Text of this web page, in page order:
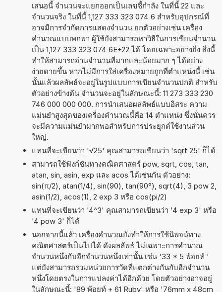
เสนอนี้ จำนวนจะแยกออกเป็นเลขชี้กำลัง ในที่นี้ 22 และ
จำนวนจริง ในที่นี้ 1,127 333 323 074 6 สำหรับอุปกรณ์ที่
อาจมีการจำกัดการแสดงจำนวน ยกตัวอย่างเช่น เครื่อง
คำนวณแบบพกพา ผู้ใช้ยังสามารถหาวิธีในการเขียนจำนวน
เป็น 1,127 333 323 074 6E+22 ได้ โดยเฉพาะอย่างยิ่ง สิ่งนี้
ทำให้สามารถอ่านจำนวนที่มากและน้อยมาก ๆ ได้อย่าง
ง่ายดายขึ้น หากไม่มีการใส่เครื่องหมายถูกที่ตำแหน่งนี้ เช่น
นั้นแล้วผลลัพธ์จะอยู่ในรูปแบบการเขียนจำนวนปกติ สำหรับ
ตัวอย่างข้างต้น จำนวนจะอยู่ในลักษณะนี้: 11 273 333 230
746 000 000 000. การนำเสนอผลลัพธ์แบบอิสระ ความ
แม่นยำสูงสุดของเครื่องคำนวณนี้คือ 14 ตำแหน่ง ซึ่งนั่นควร
จะมีความแม่นยำมากพอสำหรับการประยุกต์ใช้งานส่วน
ใหญ่.
แทนที่จะเขียนว่า '√25' คุณสามารถเขียนว่า 'sqrt 25' ก็ได้
สามารถใช้ฟังก์ชันทางคณิตศาสตร์ pow, sqrt, cos, tan,
atan, sin, asin, exp และ acos ได้เช่นกัน ตัวอย่าง:
sin(π/2), atan(1/4), sin(90), tan(90°), sqrt(4), 3 pow 2,
asin(1/2), acos(1), 2 exp 3 หรือ cos(pi/2)
แทนที่จะเขียนว่า '4^3' คุณสามารถเขียนว่า '4 exp 3' หรือ
'4 pow 3' ก็ได้
นอกจากนี้แล้ว เครื่องคำนวณยังทำให้การใช้นิพจน์ทาง
คณิตศาสตร์เป็นไปได้ ดังผลลัพธ์ ไม่เฉพาะการคำนวณ
จำนวนหนึ่งกับอีกจำนวนหนึ่งเท่านั้น เช่น '33 * 5 พ้อยท์ '
แต่ยังสามารถรวมหน่วยการวัดที่แตกต่างกันกับอีกจำนวน
หนึ่งโดยตรงในการแปลงค่าได้อีกด้วย โดยตัวอย่างอาจอยู่
ในลักษณะนี้: '89 พ้อยท์ + 61 Ruby' หรือ '76mm x 48cm